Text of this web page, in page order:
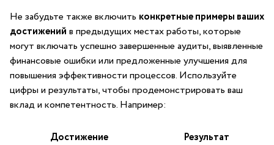
Не⁣ забудьте ‍также включить⁢ конкретные примеры ‌ваших
достижений в предыдущих местах работы, которые
⁢могут включать⁤ успешно завершенные​ аудиты, выявленные
финансовые ошибки‌ или предложенные улучшения для
повышения эффективности процессов. Используйте
цифры и результаты,⁤ чтобы продемонстрировать ваш
вклад ⁣и компетентность. Например:
Достижение
Результат